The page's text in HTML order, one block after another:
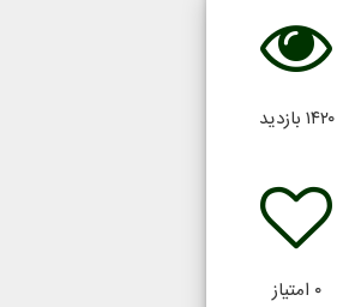
۱۴۲۰ بازدید
۰ امتیاز